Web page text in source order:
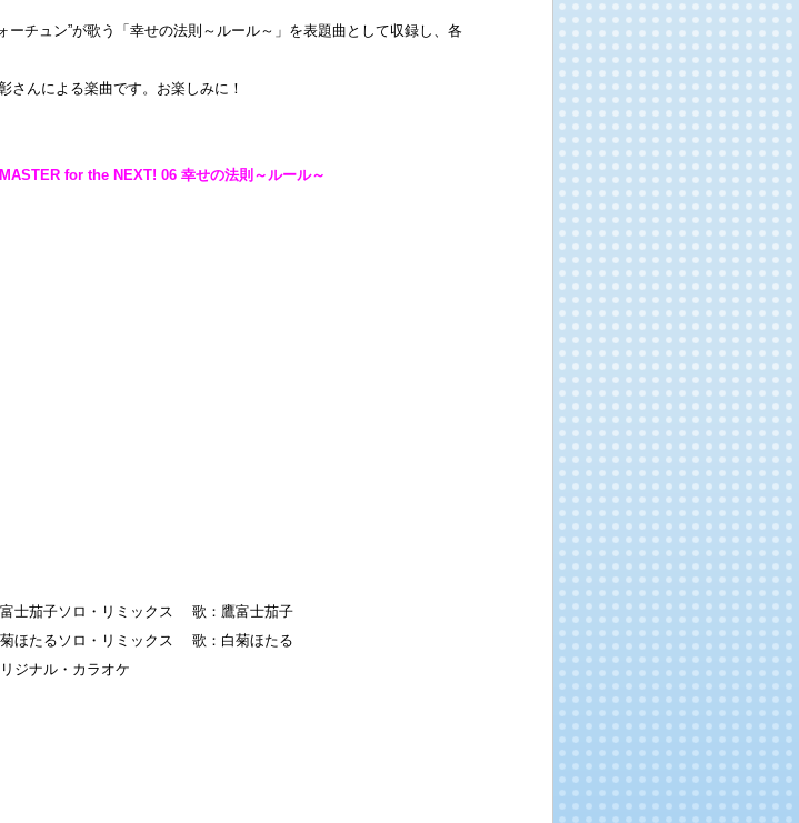
チュン”が歌う「幸せの法則～ルール～」を表題曲として収録し、各
さんによる楽曲です。お楽しみに！
for the NEXT! 06 幸せの法則～ルール～
士茄子ソロ・リミックス 歌：鷹富士茄子
ほたるソロ・リミックス 歌：白菊ほたる
ジナル・カラオケ